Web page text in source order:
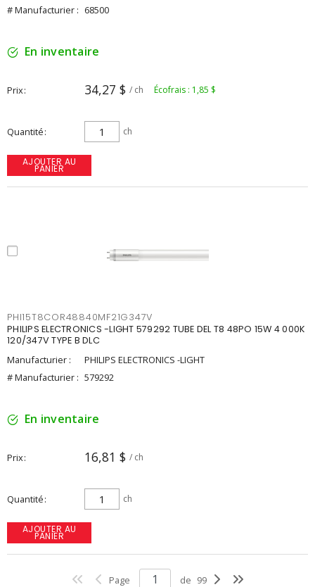
# Manufacturier : 68500
En inventaire
Prix 34,27 $ / ch Écofrais : 1,85 $
Quantité ch
AJOUTER AU
PANIER
PHI15T8COR48840MF21G347V
PHILIPS ELECTRONICS -LIGHT 579292 TUBE DEL T8 48PO 15W 4 000K
120/347V TYPE B DLC
Manufacturier :
PHILIPS ELECTRONICS -LIGHT
# Manufacturier : 579292
En inventaire
Prix 16,81 $ / ch
Quantité ch
AJOUTER AU
PANIER
Page de 99